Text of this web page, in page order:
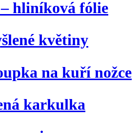
hliníková fólie
květiny
na kuří nožce
karkulka